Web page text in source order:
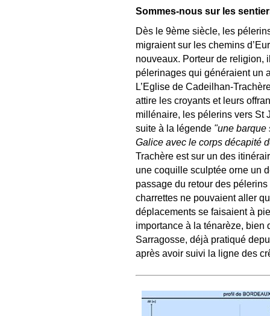
Sommes-nous sur les
Dès le 9ème siècle, les
migraient sur les chemins
nouveaux. Porteur de religion,
pélerinages qui généraient un
L’Eglise de Cadeilhan-
attire les croyants et leurs
millénaire, les pélerins vers St
suite à la légende "une barque
Galice avec le corps décapité
Trachère est sur un des
une coquille sculptée orne un
passage du retour des
charrettes ne pouvaient aller
déplacements se faisaient à
importance à la ténarèze, bien
Sarragosse, déjà pratiqué
après avoir suivi la ligne des